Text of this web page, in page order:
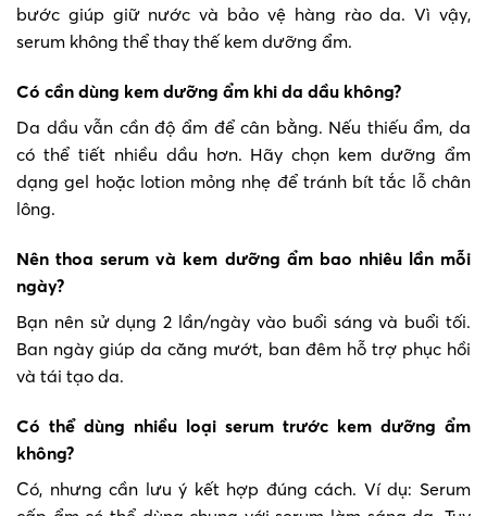
bước giúp giữ nước và bảo vệ hàng rào da. Vì vậy,
serum không thể thay thế kem dưỡng ẩm.
Có cần dùng kem dưỡng ẩm khi da dầu không?
Da dầu vẫn cần độ ẩm để cân bằng. Nếu thiếu ẩm, da
có thể tiết nhiều dầu hơn. Hãy chọn kem dưỡng ẩm
dạng gel hoặc lotion mỏng nhẹ để tránh bít tắc lỗ chân
lông.
Nên thoa serum và kem dưỡng ẩm bao nhiêu lần mỗi
ngày?
Bạn nên sử dụng 2 lần/ngày vào buổi sáng và buổi tối.
Ban ngày giúp da căng mướt, ban đêm hỗ trợ phục hồi
và tái tạo da.
Có thể dùng nhiều loại serum trước kem dưỡng ẩm
không?
Có, nhưng cần lưu ý kết hợp đúng cách. Ví dụ: Serum